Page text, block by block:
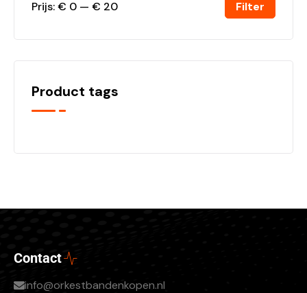
Filter
Prijs:€ 0 — € 20
Product tags
Contact
info@orkestbandenkopen.nl